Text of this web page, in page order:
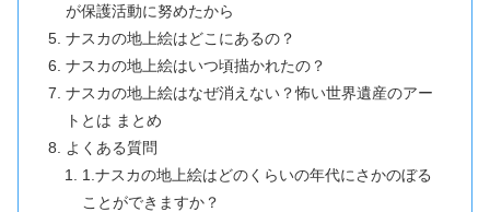
が保護活動に努めたから
ナスカの地上絵はどこにあるの？
ナスカの地上絵はいつ頃描かれたの？
ナスカの地上絵はなぜ消えない？怖い世界遺産のアー
トとは まとめ
よくある質問
1.ナスカの地上絵はどのくらいの年代にさかのぼる
ことができますか？